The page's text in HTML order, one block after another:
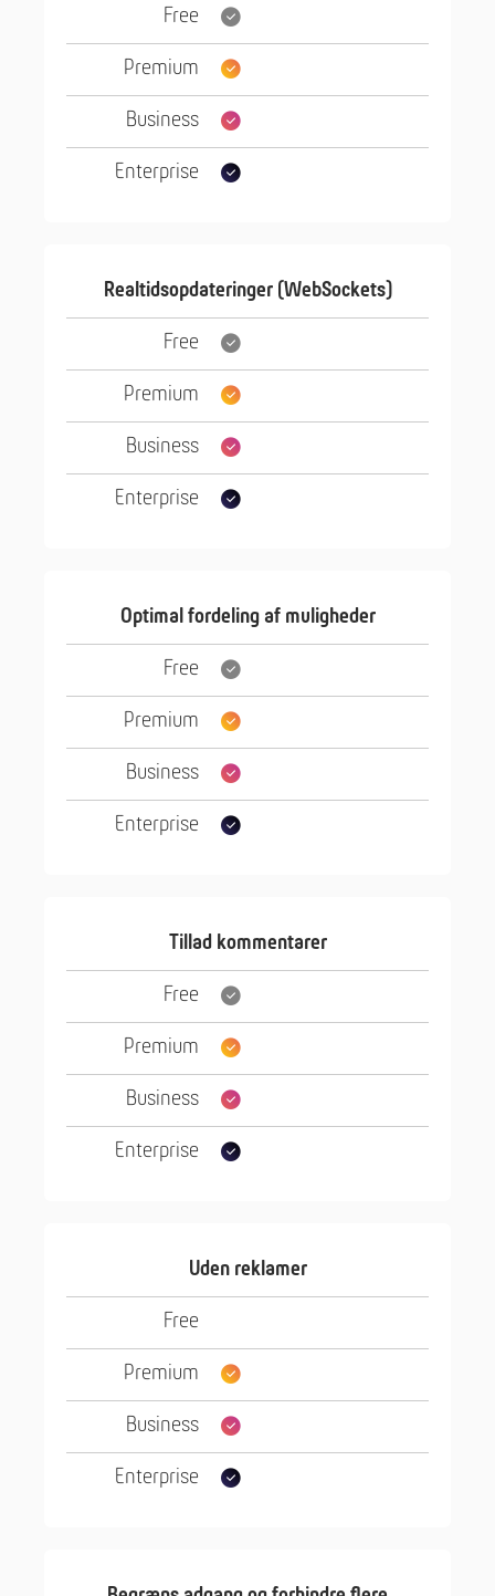
Realtidsopdateringer (WebSockets)
Optimal fordeling af muligheder
Tillad kommentarer
Uden reklamer